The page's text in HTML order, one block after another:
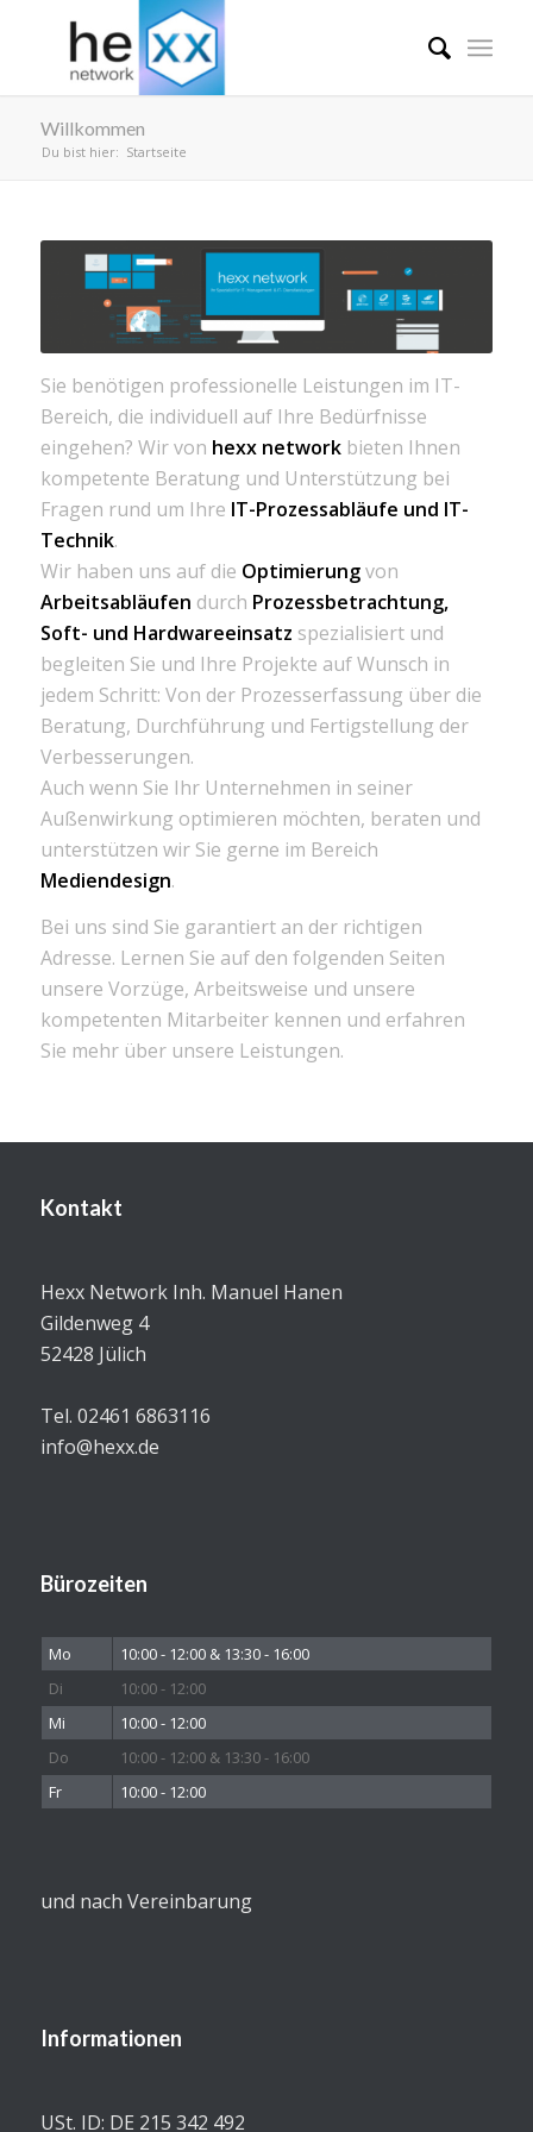
Willkommen
Du bist hier: Startseite
Sie benötigen professionelle Leistungen im IT-
Bereich, die individuell auf Ihre Bedürfnisse
eingehen? Wir von hexx networkbieten Ihnen
kompetente Beratung und Unterstützung bei
Fragen rund um Ihre IT-Prozessabläufe und IT-
Technik.
Wir haben uns auf die Optimierungvon
Arbeitsabläufen durch Prozessbetrachtung,
Soft- und Hardwareeinsatz spezialisiert und
begleiten Sie und Ihre Projekte auf Wunsch in
jedem Schritt: Von der Prozesserfassung über die
Beratung, Durchführung und Fertigstellung der
Verbesserungen.
Auch wenn Sie Ihr Unternehmen in seiner
Außenwirkung optimieren möchten, beraten und
unterstützen wir Sie gerne im Bereich
Mediendesign.
Bei uns sind Sie garantiert an der richtigen
Adresse. Lernen Sie auf den folgenden Seiten
unsere Vorzüge, Arbeitsweise und unsere
kompetenten Mitarbeiter kennen und erfahren
Sie mehr über unsere Leistungen.
Kontakt
Hexx Network Inh. Manuel Hanen
Gildenweg 4
52428 Jülich
Tel. 02461 6863116
info@hexx.de
Bürozeiten
Mo
10:00 - 12:00 & 13:30 - 16:00
Di
10:00 - 12:00
Mi
10:00 - 12:00
Do
10:00 - 12:00 & 13:30 - 16:00
Fr
10:00 - 12:00
und nach Vereinbarung
Informationen
USt. ID: DE 215 342 492